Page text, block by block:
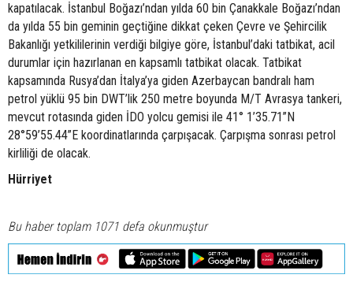
kapatılacak. İstanbul Boğazı’ndan yılda 60 bin Çanakkale Boğazı’ndan
da yılda 55 bin geminin geçtiğine dikkat çeken Çevre ve Şehircilik
Bakanlığı yetkililerinin verdiği bilgiye göre, İstanbul’daki tatbikat, acil
durumlar için hazırlanan en kapsamlı tatbikat olacak. Tatbikat
kapsamında Rusya’dan İtalya’ya giden Azerbaycan bandralı ham
petrol yüklü 95 bin DWT’lik 250 metre boyunda M/T Avrasya tankeri,
mevcut rotasında giden İDO yolcu gemisi ile 41° 1’35.71”N
28°59’55.44”E koordinatlarında çarpışacak. Çarpışma sonrası petrol
kirliliği de olacak.
Hürriyet
Bu haber toplam 1071 defa okunmuştur